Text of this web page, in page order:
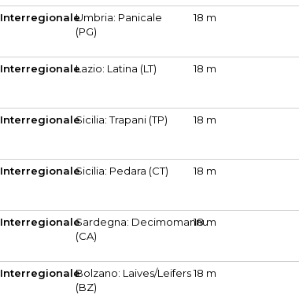
InterregionaleUmbria: Panicale
(PG)
18 m
InterregionaleLazio: Latina (LT) 18 m
InterregionaleSicilia: Trapani (TP) 18 m
InterregionaleSicilia: Pedara (CT) 18 m
InterregionaleSardegna: Decimomannu
(CA)
18 m
InterregionaleBolzano: Laives/Leifers
(BZ)
18 m